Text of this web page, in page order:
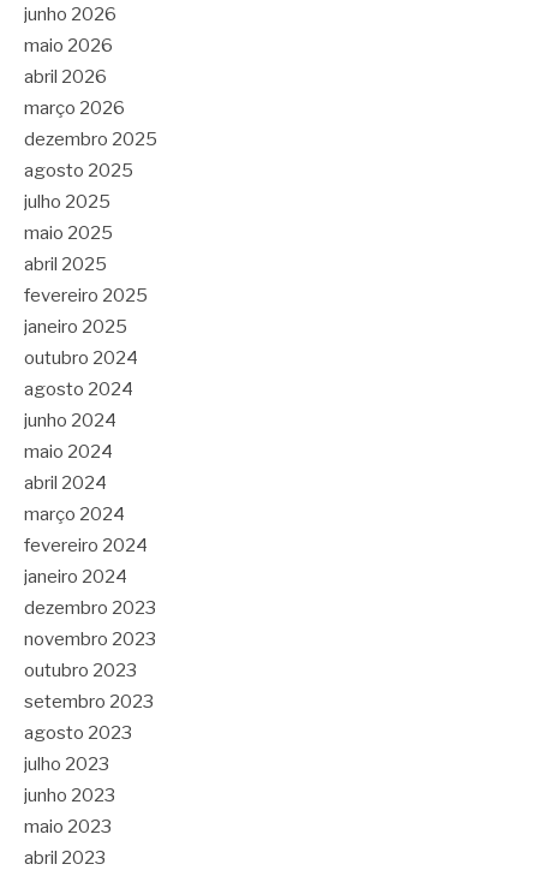
junho 2026
maio 2026
abril 2026
março 2026
dezembro 2025
agosto 2025
julho 2025
maio 2025
abril 2025
fevereiro 2025
janeiro 2025
outubro 2024
agosto 2024
junho 2024
maio 2024
abril 2024
março 2024
fevereiro 2024
janeiro 2024
dezembro 2023
novembro 2023
outubro 2023
setembro 2023
agosto 2023
julho 2023
junho 2023
maio 2023
abril 2023